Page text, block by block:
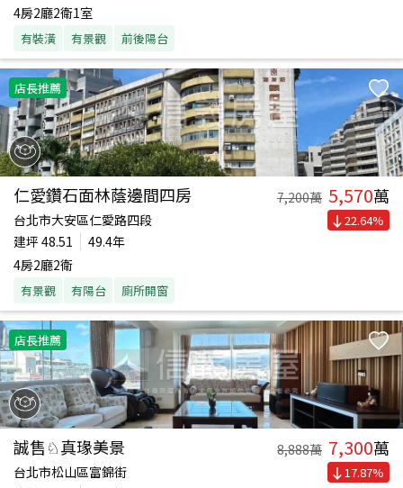
4房2廳2衛1室
有裝潢 有景觀 前後陽台
店長推薦
仁愛鑽石面林蔭邊間四房 7,200萬 5,570萬
台北市大安區仁愛路四段
建坪 48.51
49.4年
4房2廳2衛
有景觀 有陽台 廁所開窗
22.64%
店長推薦
誠售♘真瑑美景 8,888萬 7,300萬
台北市松山區富錦街
17.87%